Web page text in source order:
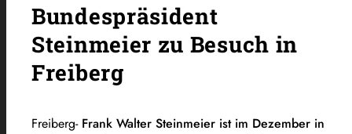
Bundespräsident
Steinmeier zu Besuch in
Freiberg
Freiberg- Frank Walter Steinmeier ist im Dezember in